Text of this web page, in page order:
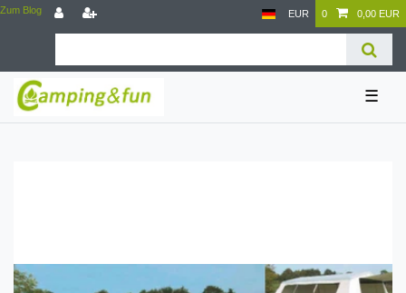
Zum Blog EUR 0 0,00 EUR
☰